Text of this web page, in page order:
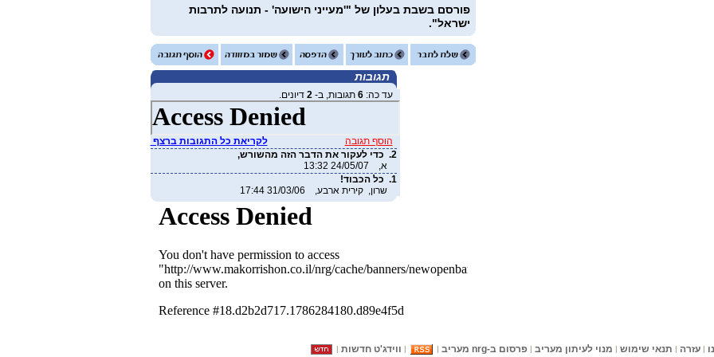
פורסם בשבת בעלון של "'מעייני הישועה' - תנועה לתרבות
ישראל".
תגובות
עד כה:6 תגובות, ב-2 דיונים.
לקריאת כל התגובות ברצף
הוסף תגובה
2.
כדי לעקור את הדבר הזה מהשורש,
א, 24/05/07 13:32
1.
כל הכבוד!
שרון, קירית ארבע, 31/03/06 17:44
| עזרה | תנאי שימוש | מנוי לעיתון מעריב | פרסום ב-nrg מעריב |
| ווידג'ט חדשות |